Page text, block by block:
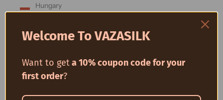
Hungary
Iceland
India (USD
$)
Welcome To VAZASILK
Want to geta 10% coupon code for your
first order?